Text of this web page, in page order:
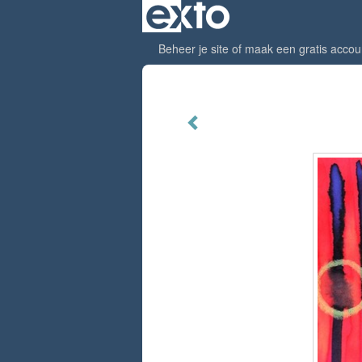
Beheer je site of maak een gratis